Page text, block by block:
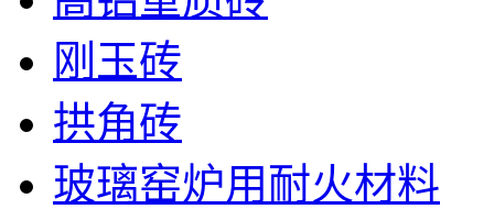
刚玉砖
拱角砖
玻璃窑炉用耐火材料